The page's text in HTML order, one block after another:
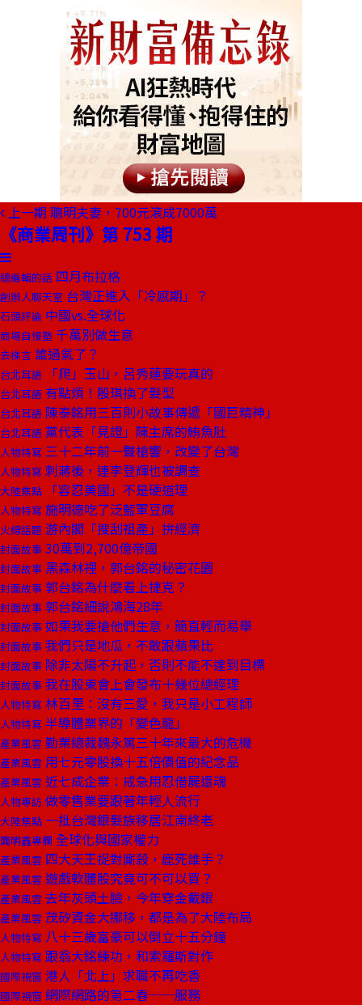
上一期 聰明夫妻，700元滾成7000萬
《商業周刊》第 753 期
總編輯的話 四月布拉格
創辦人聊天室 台灣正進入「冷感期」？
石頭評論 中國vs.全球化
商場自慢塾 千萬別做生意
去梯言 誰過氣了？
台北耳語 「爬」玉山，呂秀蓮要玩真的
台北耳語 有點煩！殷琪換了髮型
台北耳語 陳泰銘用三百則小故事傳遞「國巨精神」
台北耳語 黨代表「見證」陳主席的鮪魚肚
人物特寫 三十二年前一聲槍響，改變了台灣
人物特寫 刺蔣後，連李登輝也被調查
大陸焦點 「容忍美國」不是硬道理
人物特寫 施明德吃了泛藍軍豆腐
火線話題 游內閣「搜刮祖產」拚經濟
封面故事 30萬到2,700億帝國
封面故事 黑森林裡，郭台銘的秘密花園
封面故事 郭台銘為什麼看上捷克？
封面故事 郭台銘細說鴻海28年
封面故事 如果我要搶他們生意，簡直輕而易舉
封面故事 我們只是地瓜，不敢跟蘋果比
封面故事 除非太陽不升起，否則不能不達到目標
封面故事 我在股東會上會發布十幾位總經理
人物特寫 林百里：沒有三愛，我只是小工程師
人物特寫 半導體業界的「變色龍」
產業風雲 勤業總裁魏永篤三十年來最大的危機
產業風雲 用七元零股換十五倍價值的紀念品
產業風雲 近七成企業：戒急用忍借屍還魂
人物專訪 做零售業要跟著年輕人流行
大陸焦點 一批台灣銀髮族移居江南終老
龔明鑫專欄 全球化與國家權力
產業風雲 四大天王捉對廝殺，鹿死誰手？
產業風雲 遊戲軟體股究竟可不可以買？
產業風雲 去年灰頭土臉，今年穿金戴銀
產業風雲 茂矽資金大挪移，都是為了大陸布局
人物特寫 八十三歲富豪可以倒立十五分鐘
人物特寫 跟翁大銘練功，和索羅斯對作
國際視窗 港人「北上」求職不再吃香
國際視窗 網際網路的第二春──服務